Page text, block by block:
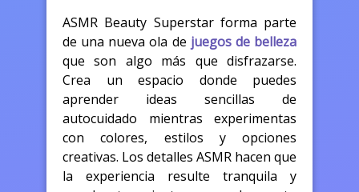
ASMR Beauty Superstar forma parte
de una nueva ola de juegos de belleza
que son algo más que disfrazarse.
Crea un espacio donde puedes
aprender ideas sencillas de
autocuidado mientras experimentas
con colores, estilos y opciones
creativas. Los detalles ASMR hacen que
la experiencia resulte tranquila y